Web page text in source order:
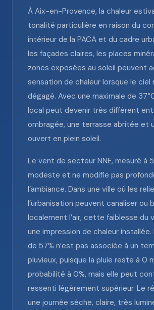
À Aix-en-Provence, la chaleur
tonalité particulière en raison du
intérieur de la PACA et du cadre
les façades claires, les places
zones exposées au soleil peuvent
sensation de chaleur lorsque le ciel
dégagé. Avec une maximale de
local peut devenir très différent
ombragée, une terrasse abritée et
ouvert en plein soleil.
Le vent de secteur NNE, mesuré à
modeste et ne modifie pas
l’ambiance. Dans une ville où les
l’urbanisation peuvent canaliser ou
localement l’air, cette faiblesse du
une impression de chaleur installée.
de 57% n’est pas associée à un
pluvieux, puisque la pluie reste à 0
probabilité à 0%, mais elle peut
ressenti légèrement supérieur. Le
une journée sèche, claire, très